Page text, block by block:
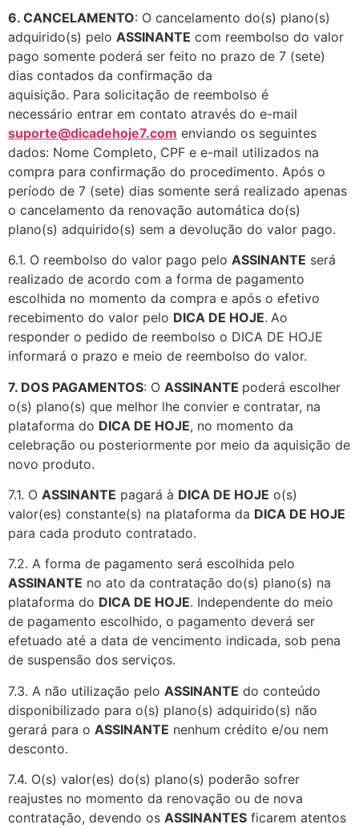
6. CANCELAMENTO: O cancelamento do(s) plano(s)
adquirido(s) pelo ASSINANTE com reembolso do valor
pago somente poderá ser feito no prazo de 7 (sete)
dias contados da confirmação da
aquisição. Para solicitação de reembolso é
necessário entrar em contato através do e-mail
suporte@dicadehoje7.com enviando os seguintes
dados: Nome Completo, CPF e e-mail utilizados na
compra para confirmação do procedimento. Após o
período de 7 (sete) dias somente será realizado apenas
o cancelamento da renovação automática do(s)
plano(s) adquirido(s) sem a devolução do valor pago.
6.1. O reembolso do valor pago pelo ASSINANTE será
realizado de acordo com a forma de pagamento
escolhida no momento da compra e após o efetivo
recebimento do valor pelo DICA DE HOJE. Ao
responder o pedido de reembolso o DICA DE HOJE
informará o prazo e meio de reembolso do valor.
7. DOS PAGAMENTOS: O ASSINANTE poderá escolher
o(s) plano(s) que melhor lhe convier e contratar, na
plataforma do DICA DE HOJE, no momento da
celebração ou posteriormente por meio da aquisição de
novo produto.
7.1. O ASSINANTE pagará à DICA DE HOJE o(s)
valor(es) constante(s) na plataforma da DICA DE HOJE
para cada produto contratado.
7.2. A forma de pagamento será escolhida pelo
ASSINANTE no ato da contratação do(s) plano(s) na
plataforma do DICA DE HOJE. Independente do meio
de pagamento escolhido, o pagamento deverá ser
efetuado até a data de vencimento indicada, sob pena
de suspensão dos serviços.
7.3. A não utilização pelo ASSINANTE do conteúdo
disponibilizado para o(s) plano(s) adquirido(s) não
gerará para o ASSINANTE nenhum crédito e/ou nem
desconto.
7.4. O(s) valor(es) do(s) plano(s) poderão sofrer
reajustes no momento da renovação ou de nova
contratação, devendo os ASSINANTES ficarem atentos